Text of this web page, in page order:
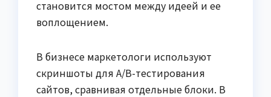
становится мостом между идеей и ее
воплощением.
В бизнесе маркетологи используют
скриншоты для A/B-тестирования
сайтов, сравнивая отдельные блоки. В